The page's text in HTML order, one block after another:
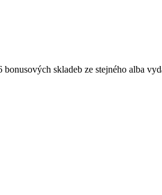
skladeb ze stejného alba